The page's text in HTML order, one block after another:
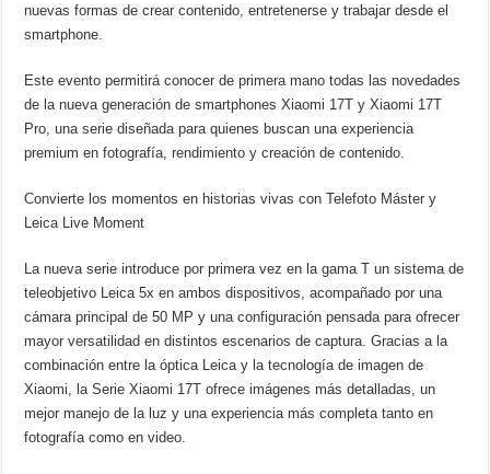
nuevas formas de crear contenido, entretenerse y trabajar desde el
smartphone.
Este evento permitirá conocer de primera mano todas las novedades
de la nueva generación de smartphones Xiaomi 17T y Xiaomi 17T
Pro, una serie diseñada para quienes buscan una experiencia
premium en fotografía, rendimiento y creación de contenido.
Convierte los momentos en historias vivas con Telefoto Máster y
Leica Live Moment
La nueva serie introduce por primera vez en la gama T un sistema de
teleobjetivo Leica 5x en ambos dispositivos, acompañado por una
cámara principal de 50 MP y una configuración pensada para ofrecer
mayor versatilidad en distintos escenarios de captura. Gracias a la
combinación entre la óptica Leica y la tecnología de imagen de
Xiaomi, la Serie Xiaomi 17T ofrece imágenes más detalladas, un
mejor manejo de la luz y una experiencia más completa tanto en
fotografía como en video.